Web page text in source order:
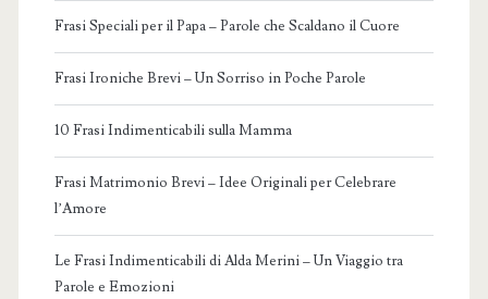
Frasi Speciali per il Papa – Parole che Scaldano il Cuore
Frasi Ironiche Brevi – Un Sorriso in Poche Parole
10 Frasi Indimenticabili sulla Mamma
Frasi Matrimonio Brevi – Idee Originali per Celebrare
l’Amore
Le Frasi Indimenticabili di Alda Merini – Un Viaggio tra
Parole e Emozioni